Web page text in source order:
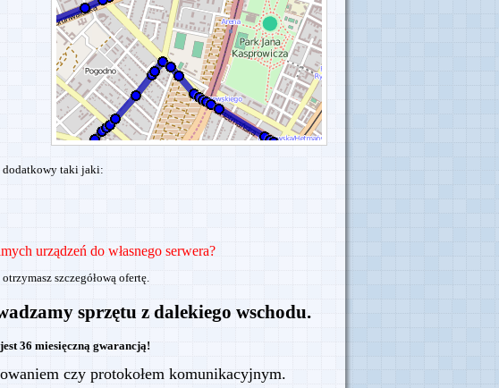
dodatkowy taki jaki:
urządzeń do własnego serwera?
otrzymasz szczegółową ofertę.
sprzętu z dalekiego wschodu.
36 miesięczną gwarancją!
czy protokołem komunikacyjnym.